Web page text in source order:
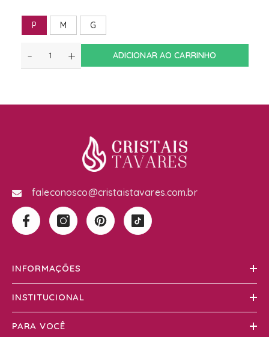
P M G
- + ADICIONAR AO CARRINHO
faleconosco@cristaistavares.com.br
INFORMAÇÕES
INSTITUCIONAL
PARA VOCÊ